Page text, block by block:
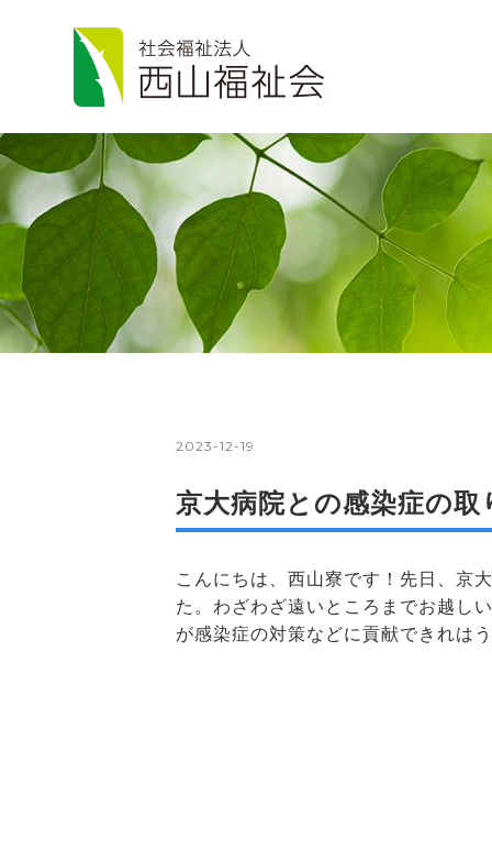
2023-12-19
京大病院との感染症の取
こんにちは、西山寮です！先日、京
た。わざわざ遠いところまでお越し
が感染症の対策などに貢献できれは